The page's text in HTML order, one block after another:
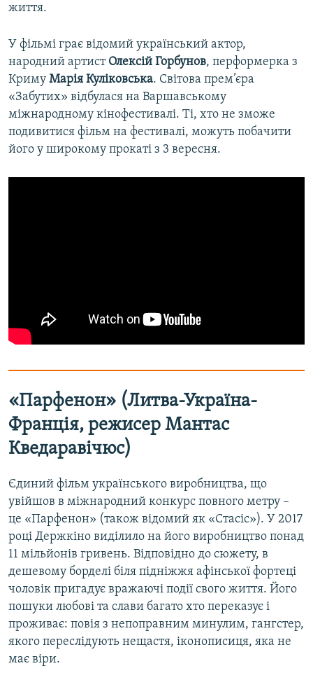
життя.
У фільмі грає відомий український актор,
народний артист Олексій Горбунов, перформерка з
Криму Марія Куліковська. Світова прем’єра
«Забутих» відбулася на Варшавському
міжнародному кінофестивалі. Ті, хто не зможе
подивитися фільм на фестивалі, можуть побачити
його у широкому прокаті з 3 вересня.
«Парфенон» (Литва-Україна-
Франція, режисер Мантас
Кведаравічюс)
Єдиний фільм українського виробництва, що
увійшов в міжнародний конкурс повного метру –
це «Парфенон» (також відомий як «Стасіс»). У 2017
році Держкіно виділило на його виробництво понад
11 мільйонів гривень. Відповідно до сюжету, в
дешевому борделі біля підніжжя афінської фортеці
чоловік пригадує вражаючі події свого життя. Його
пошуки любові та слави багато хто переказує і
проживає: повія з непоправним минулим, гангстер,
якого переслідують нещастя, іконописиця, яка не
має віри.